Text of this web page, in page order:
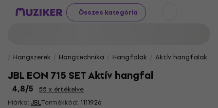
Összes kategória
Hangszerek Hangtechnika Hangfalak Aktív hangfalak
JBL EON 715 SET Aktív hangfal
4,8/5
55 x értékelve
Márka:JBLTermékkód: 1111926